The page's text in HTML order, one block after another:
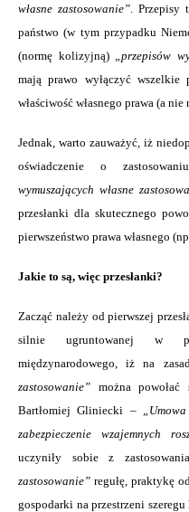
własne zastosowanie” .
państwo (w tym przypadku
(normę kolizyjną)
„przepisów
mają prawo wyłączyć wszelkie
właściwość własnego prawa (a
Jednak, warto zauważyć, iż
oświadczenie o
wymuszających własne
przesłanki dla skutecznego
pierwszeństwo prawa własnego
Jakie to są, więc przesłanki?
Zacząć należy od pierwszej
silnie ugruntowanej w
międzynarodowego, iż na
zastosowanie” można
Bartłomiej Gliniecki –
zabezpieczenie wzajemnych
uczyniły sobie z
zastosowanie” regułę, praktykę
gospodarki na przestrzeni